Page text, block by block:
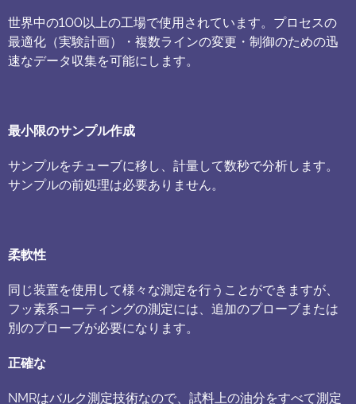
世界中の100以上の工場で使用されています。プロセスの
最適化（実験計画）・複数ラインの変更・制御のための迅
速なデータ収集を可能にします。
最小限のサンプル作成
サンプルをチューブに移し、計量して数秒で分析します。
サンプルの前処理は必要ありません。
柔軟性
同じ装置を使用して様々な測定を行うことができますが、
フッ素系コーティングの測定には、追加のプローブまたは
別のプローブが必要になります。
正確な
NMRはバルク測定技術なので、試料上の油分をすべて測定